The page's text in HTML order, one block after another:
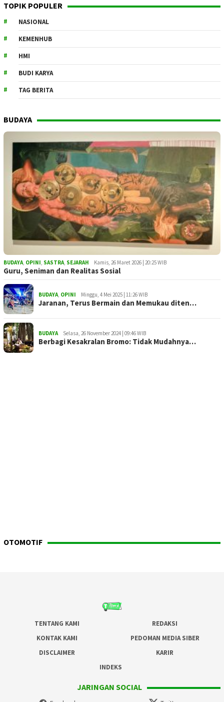
TOPIK POPULER
NASIONAL
KEMENHUB
HMI
BUDI KARYA
TAG BERITA
BUDAYA
BUDAYA, OPINI, SASTRA, SEJARAH Kamis, 26 Maret 2026 | 20:25 WIB
Guru, Seniman dan Realitas Sosial
BUDAYA, OPINI Minggu, 4 Mei 2025 | 11:26 WIB
Jaranan, Terus Bermain dan Memukau diten…
BUDAYA Selasa, 26 November 2024 | 09:46 WIB
Berbagi Kesakralan Bromo: Tidak Mudahnya…
OTOMOTIF
TENTANG KAMI
REDAKSI
KONTAK KAMI
PEDOMAN MEDIA SIBER
DISCLAIMER
KARIR
INDEKS
JARINGAN SOCIAL